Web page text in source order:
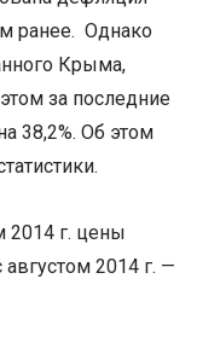
ранее. Однако
Крыма,
за последние
38,2%. Об этом
2014 г. цены
2014 г. —